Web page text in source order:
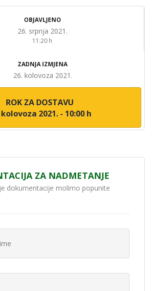
OBJAVLJENO
26. srpnja 2021.
11:20 h
ZADNJA IZMJENA
26. kolovoza 2021.
ROK ZA DOSTAVU
kolovoza 2021. - 10:00 h
ZA NADMETANJE
dokumentacije molimo popunite